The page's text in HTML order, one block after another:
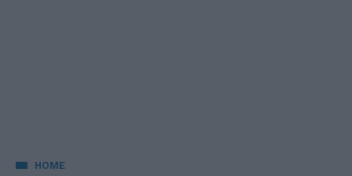
HOME